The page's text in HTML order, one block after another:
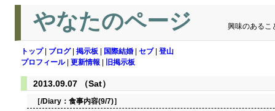
やなたのページ 興味のあるこ
トップ| ブログ| 掲示板 国際結婚 セブ| 登山
プロフィール| 更新情報 旧掲示板
2013.09.07 （Sat）
［/Diary： 食事内容(9/7)］